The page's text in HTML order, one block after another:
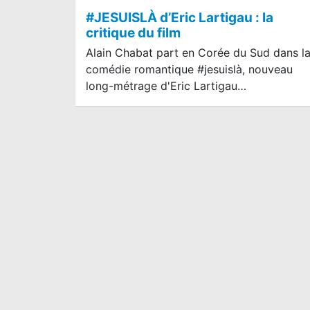
#JESUISLÀ d’Eric Lartigau : la
critique du film
Alain Chabat part en Corée du Sud dans la
comédie romantique #jesuislà, nouveau
long-métrage d'Eric Lartigau…